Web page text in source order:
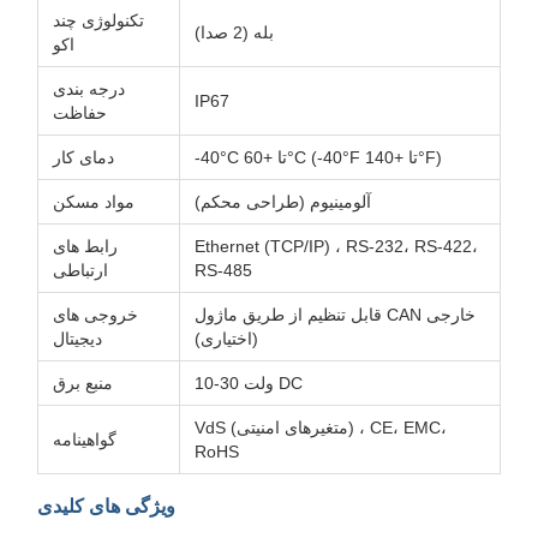
تکنولوژی چند
اکو
بله (2 صدا)
درجه بندی
حفاظت
IP67
دمای کار -40°C تا +60°C (-40°F تا +140°F)
مواد مسکن آلومینیوم (طراحی محکم)
رابط های
ارتباطی
Ethernet (TCP/IP) ، RS-232، RS-422،
RS-485
خروجی های
دیجیتال
قابل تنظیم از طریق ماژول CAN خارجی
(اختیاری)
منبع برق 10-30 ولت DC
گواهینامه
VdS (متغیرهای امنیتی) ، CE، EMC،
RoHS
ویژگی های کلیدی